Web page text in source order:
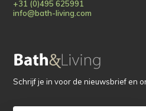
+31 (0)495 625991
info@bath-living.com
Schrijf je in voor de nieuwsbrief en